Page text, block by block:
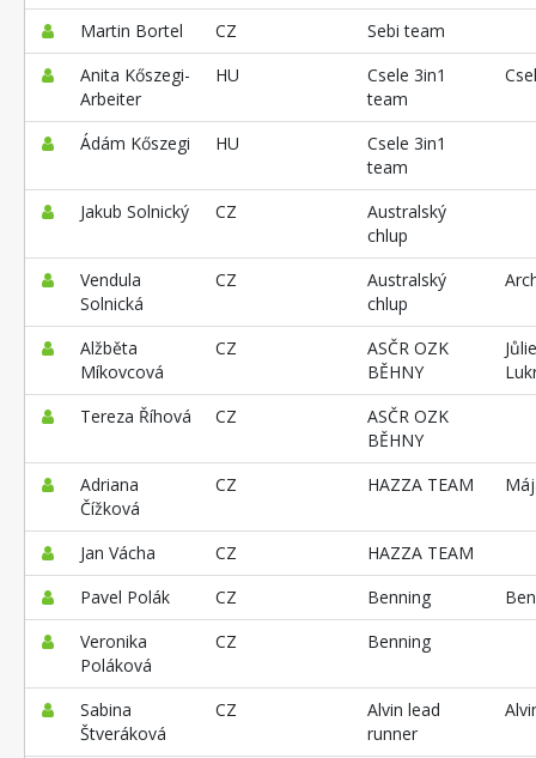
Martin Bortel CZ
Sebi team
Anita Kőszegi-
Arbeiter
HU
Csele 3in1
team
Ádám Kőszegi HU
Csele 3in1
team
Jakub Solnický
CZ
Australský
chlup
Vendula
Solnická
CZ
Australský
chlup
Alžběta
Míkovcová
CZ
ASČR OZK
BĚHNY
Tereza Říhová
CZ
ASČR OZK
BĚHNY
Adriana
Čížková
CZ HAZZA TEAM
Jan Vácha CZ
HAZZA TEAM
Pavel Polák
CZ Benning
Veronika
Poláková
CZ Benning
Sabina
Štveráková
CZ
Alvin lead
runner